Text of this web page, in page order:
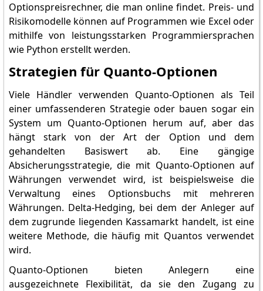
Optionspreisrechner, die man online findet. Preis- und
Risikomodelle können auf Programmen wie Excel oder
mithilfe von leistungsstarken Programmiersprachen
wie Python erstellt werden.
Strategien für Quanto-Optionen
Viele Händler verwenden Quanto-Optionen als Teil
einer umfassenderen Strategie oder bauen sogar ein
System um Quanto-Optionen herum auf, aber das
hängt stark von der Art der Option und dem
gehandelten Basiswert ab. Eine gängige
Absicherungsstrategie, die mit Quanto-Optionen auf
Währungen verwendet wird, ist beispielsweise die
Verwaltung eines Optionsbuchs mit mehreren
Währungen. Delta-Hedging, bei dem der Anleger auf
dem zugrunde liegenden Kassamarkt handelt, ist eine
weitere Methode, die häufig mit Quantos verwendet
wird.
Quanto-Optionen bieten Anlegern eine
ausgezeichnete Flexibilität, da sie den Zugang zu